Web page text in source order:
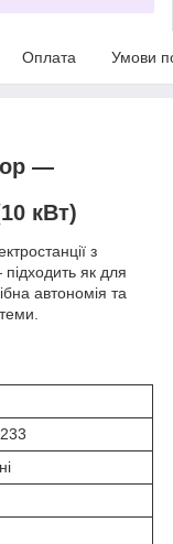
Оплата Умови
—
кВт)
з
як для
автономія та